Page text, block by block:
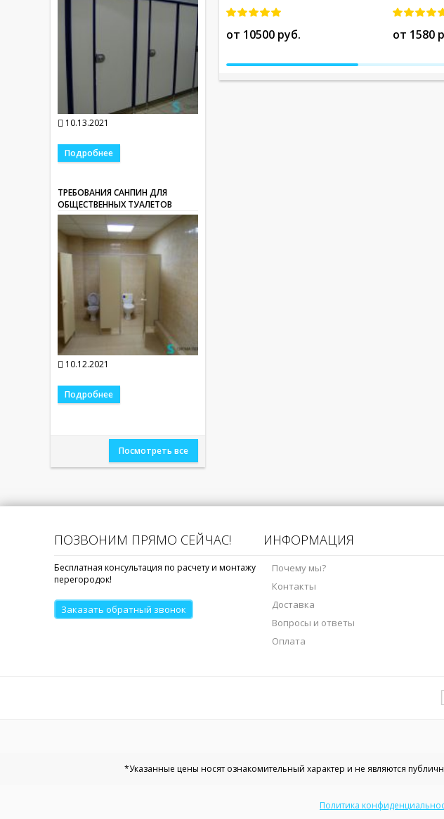
10.13.2021
Подробнее
ТРЕБОВАНИЯ САНПИН ДЛЯ
ОБЩЕСТВЕННЫХ ТУАЛЕТОВ
10.12.2021
Подробнее
Посмотреть все
от 10500 руб. от 1580
ПОЗВОНИМ ПРЯМО СЕЙЧАС!
Бесплатная консультация по расчету и монтажу
перегородок!
Заказать обратный звонок
ИНФОРМАЦИЯ
Почему мы?
Контакты
Доставка
Вопросы и ответы
Оплата
*Указанные цены носят ознакомительный характер и не являются
Политика